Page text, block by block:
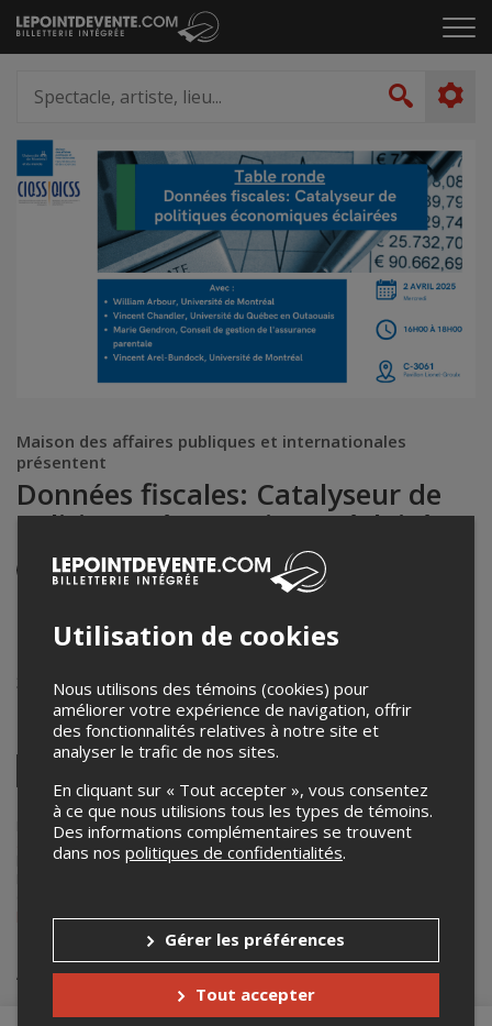
Passer
au
le
artiste,
lieu...
Maison des affaires publiques et internationales
présentent
Données fiscales: Catalyseur de
politiques économiques éclairées
Événement en personne
3150, rue Jean-Brillant, Montréal ,QC,Canada
Partagez cet événement
Facebook
Twitter
LinkedinPinterestEnvoyer
par
courriel
Lepointdevente.com agit à titre de mandataire pourMaison des
affaires publiques et internationalesdans le cadre de l’affichage en
ligne et la vente de billets pour ses événements.
publiques et internationales, àmaison-api@fas.umontreal.ca.
Achat de billets
Utilisation de cookies
Nous utilisons des témoins (cookies) pour
améliorer votre expérience de navigation, offrir
des fonctionnalités relatives à notre site et
analyser le trafic de nos sites.
En cliquant sur « Tout accepter », vous consentez
à ce que nous utilisions tous les types de témoins.
Des informations complémentaires se trouvent
dans nos politiques de confidentialités.
Gérer les préférences
Tout accepter